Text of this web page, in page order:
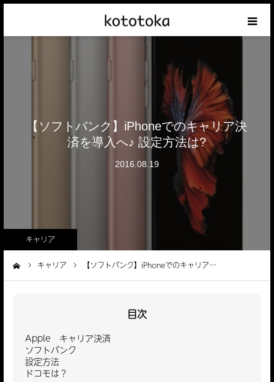
【ソフトバンク】iPhoneでのキャリア決
済を導入へ♪ 設定方法は?
2016.08.19
キャリア
キャリア 【ソフトバンク】iPhoneでのキャリア…
目次
Apple キャリア決済
ソフトバンク
設定方法
ドコモは？
iPhoneの話